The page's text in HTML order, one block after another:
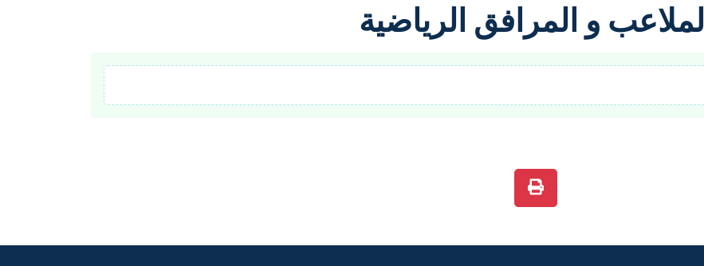
الملاعب و المرافق الرياضية